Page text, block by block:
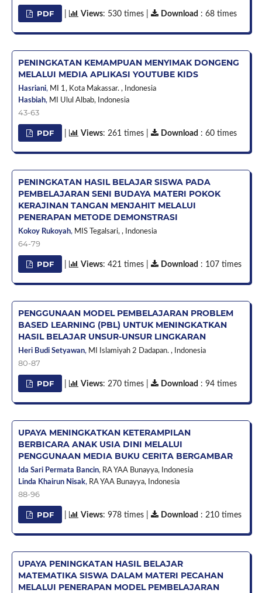
PDF Views: 530 times | Download : 68 times
PENINGKATAN KEMAMPUAN MENYIMAK DONGENG
MELALUI MEDIA APLIKASI YOUTUBE KIDS
Hasriani, MI 1, Kota Makassar. ,
Indonesia
Hasbiah, MI Ulul Albab, Indonesia
43-63
PDF Views: 261 times | Download : 60 times
PENINGKATAN HASIL BELAJAR SISWA PADA
PEMBELAJARAN SENI BUDAYA MATERI POKOK
KERAJINAN TANGAN MENJAHIT MELALUI
PENERAPAN METODE DEMONSTRASI
Kokoy Rukoyah, MIS Tegalsari, , Indonesia
64-79
PDF Views: 421 times | Download : 107 times
PENGGUNAAN MODEL PEMBELAJARAN PROBLEM
BASED LEARNING (PBL) UNTUK MENINGKATKAN
HASIL BELAJAR UNSUR-UNSUR LINGKARAN
Heri Budi Setyawan, MI Islamiyah 2 Dadapan. , Indonesia
80-87
PDF Views: 270 times | Download : 94 times
UPAYA MENINGKATKAN KETERAMPILAN
BERBICARA ANAK USIA DINI MELALUI
PENGGUNAAN MEDIA BUKU CERITA BERGAMBAR
Ida Sari Permata Bancin, RA YAA Bunayya,
Indonesia
Linda Khairun Nisak, RA YAA Bunayya, Indonesia
88-96
PDF Views: 978 times | Download : 210 times
UPAYA PENINGKATAN HASIL BELAJAR
MATEMATIKA SISWA DALAM MATERI PECAHAN
MELALUI PENERAPAN MODEL PEMBELAJARAN